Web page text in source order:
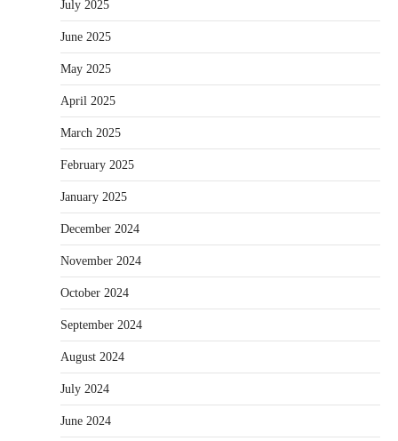
July 2025
June 2025
May 2025
April 2025
March 2025
February 2025
January 2025
December 2024
November 2024
October 2024
September 2024
August 2024
July 2024
June 2024